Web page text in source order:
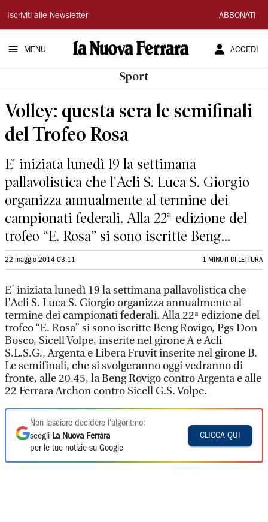
La
Nuova
Ferrara
Iscriviti alle Newsletter ABBONATI
MENU ACCEDI
Sport
Volley: questa sera le semifinali
del Trofeo Rosa
E' iniziata lunedì 19 la settimana
pallavolistica che l'Acli S. Luca S. Giorgio
organizza annualmente al termine dei
campionati federali. Alla 22ª edizione del
trofeo “E. Rosa” si sono iscritte Beng...
22 maggio 2014 03:11 1 MINUTI DI LETTURA
E' iniziata lunedì 19 la settimana pallavolistica che
l'Acli S. Luca S. Giorgio organizza annualmente al
termine dei campionati federali. Alla 22ª edizione del
trofeo “E. Rosa” si sono iscritte Beng Rovigo, Pgs Don
Bosco, Sicell Volpe, inserite nel girone A e Acli
S.L.S.G., Argenta e Libera Fruvit inserite nel girone B.
Le semifinali, che si svolgeranno oggi vedranno di
fronte, alle 20.45, la Beng Rovigo contro Argenta e alle
22 Ferrara Archon contro Sicell G.S. Volpe.
Non lasciare decidere l'algoritmo:
scegli La Nuova Ferrara
per le tue notizie su Google
CLICCA QUI